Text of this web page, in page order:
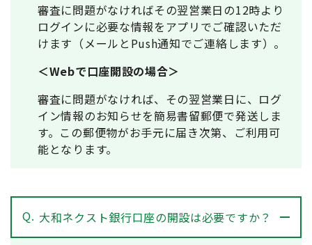
審査に問題がなければその翌営業日の12時より
ログインに必要な情報をアプリでご確認いただ
けます（メールとPush通知でご連絡します）。
＜Webで口座開設の場合＞
審査に問題がなければ、その翌営業日に、ログ
イン情報のお知らせを簡易書留郵便で発送しま
す。この郵便物がお手元に届き次第、ご利用可
能となります。
Q. 大和ネクスト銀行口座の開設は必要ですか？